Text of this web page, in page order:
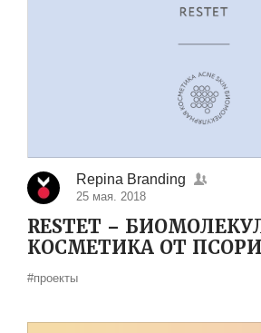
Repina Branding
25 мая. 2018
RESTET –
КОСМЕТИКА ОТ
#проекты